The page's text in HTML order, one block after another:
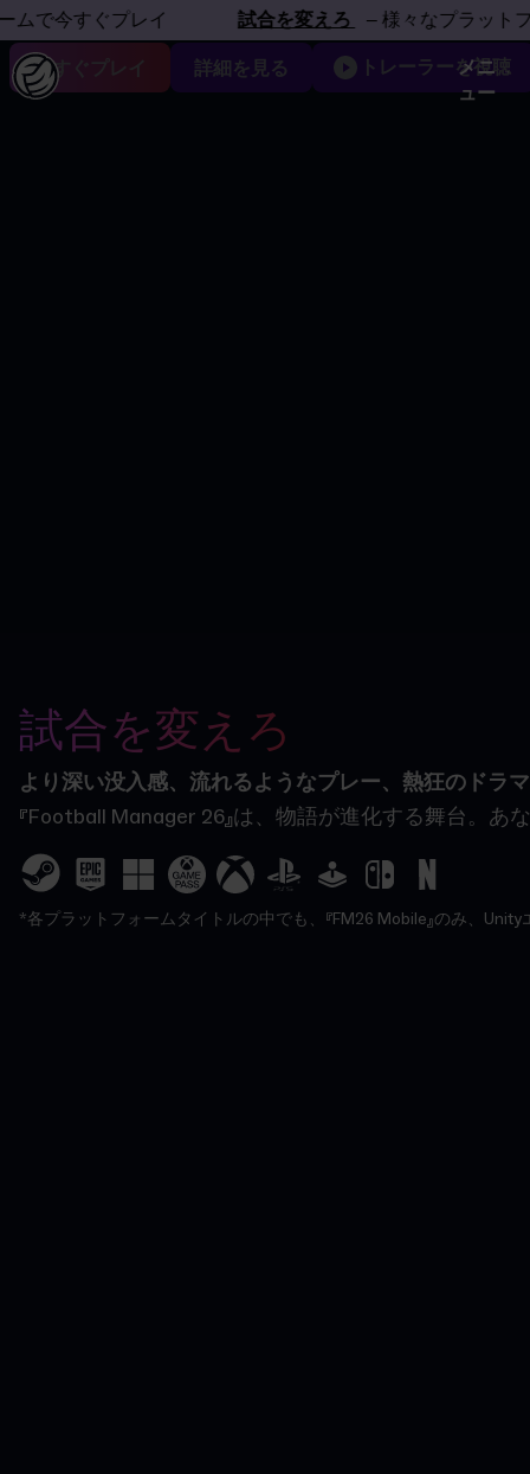
すぐプレイ 試合を変えろ – 様々なプラットフォー
メニ
ュー
今すぐプレイ 詳細を見る トレーラーを視聴
試合を変えろ
より深い没入感、流れるようなプレー、熱狂のドラ
『Football Manager 26』は、物語が進化する舞台。
*各プラットフォームタイトルの中でも、『FM26 Mobile』のみ、